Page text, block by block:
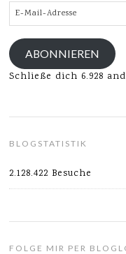
E-
Mail-
Adresse
ABONNIEREN
Schließe dich 6.928
BLOGSTATISTIK
2.128.422 Besuche
FOLGE MIR PER